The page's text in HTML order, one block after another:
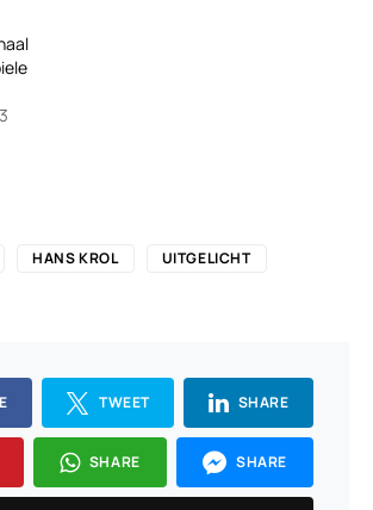
HANS KROL UITGELICHT
TWEET SHARE
SHARE SHARE